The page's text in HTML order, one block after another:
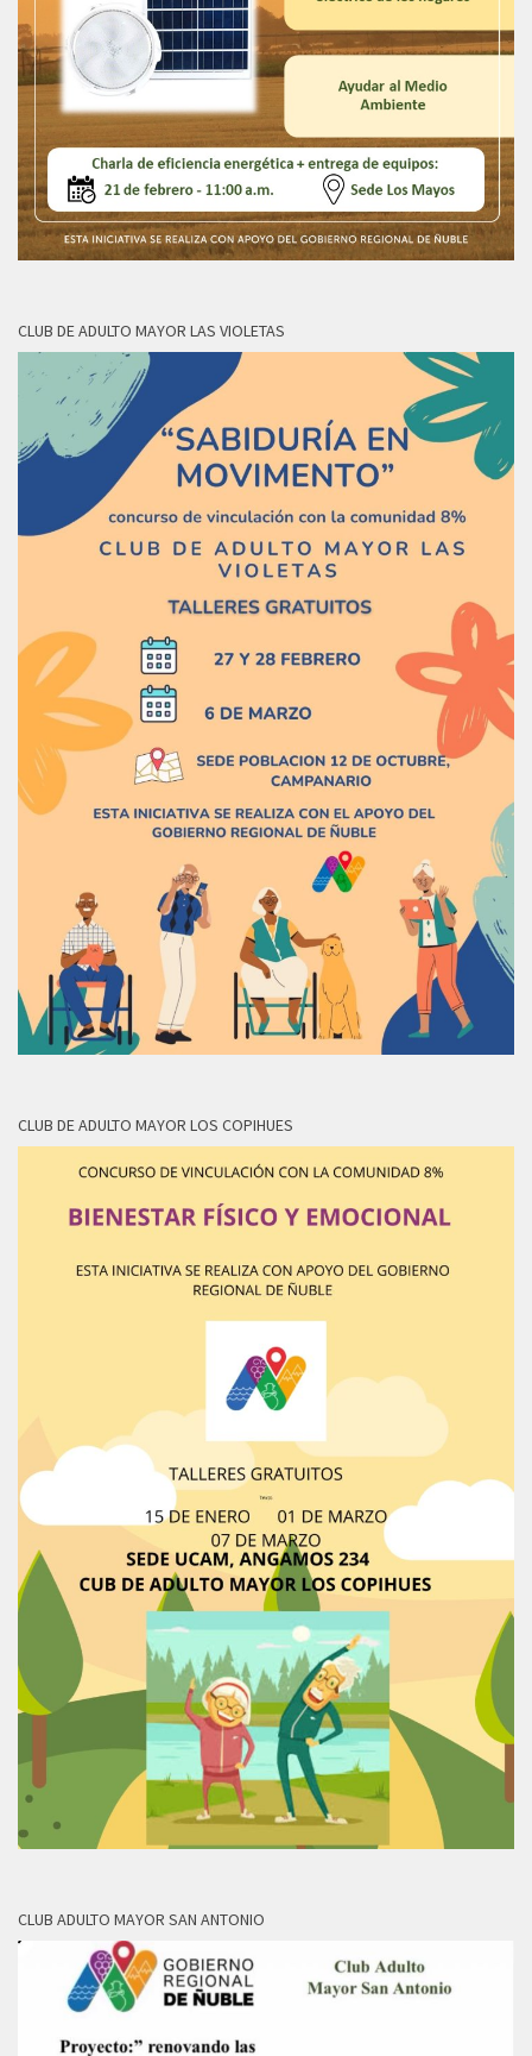
CLUB DE ADULTO MAYOR LAS VIOLETAS
CLUB DE ADULTO MAYOR LOS COPIHUES
CLUB ADULTO MAYOR SAN ANTONIO